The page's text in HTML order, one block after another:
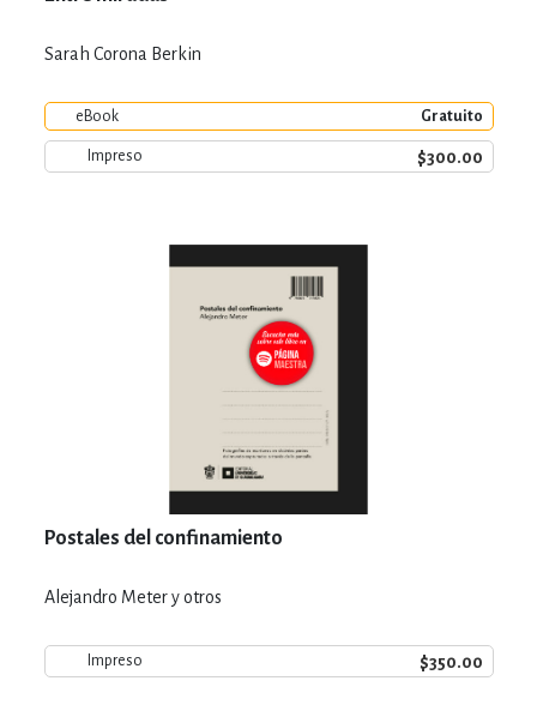
Sarah Corona Berkin
eBook Gratuito
Impreso $300.00
Postales del confinamiento
Alejandro Meter y otros
Impreso $350.00